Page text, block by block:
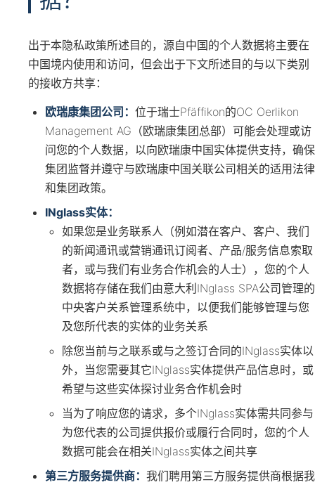
出于本隐私政策所述目的，源自中国的个人数据将主要在
中国境内使用和访问，但会出于下文所述目的与以下类别
的接收方共享：
欧瑞康集团公司： 位于瑞士Pfäffikon的OC Oerlikon
Management AG（欧瑞康集团总部）可能会处理或访
问您的个人数据，以向欧瑞康中国实体提供支持，确保
集团监督并遵守与欧瑞康中国关联公司相关的适用法律
和集团政策。
INglass实体：
如果您是业务联系人（例如潜在客户、客户、我们
的新闻通讯或营销通讯订阅者、产品/服务信息索取
者，或与我们有业务合作机会的人士），您的个人
数据将存储在我们由意大利INglass SPA公司管理的
中央客户关系管理系统中，以便我们能够管理与您
及您所代表的实体的业务关系
除您当前与之联系或与之签订合同的INglass实体以
外，当您需要其它INglass实体提供产品信息时，或
希望与这些实体探讨业务合作机会时
当为了响应您的请求，多个INglass实体需共同参与
为您代表的公司提供报价或履行合同时，您的个人
数据可能会在相关INglass实体之间共享
第三方服务提供商： 我们聘用第三方服务提供商根据我